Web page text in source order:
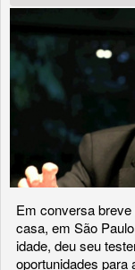
Em conversa
casa, em São
idade, deu seu
oportunidades para